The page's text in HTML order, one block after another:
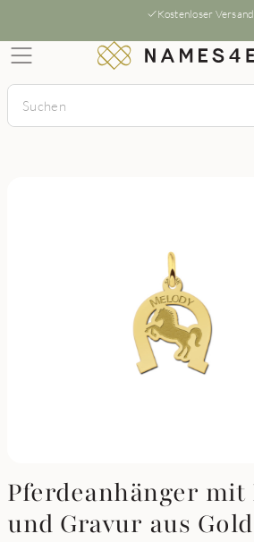
Kostenloser Versand
Pferdeanhänger mit
und Gravur aus Gold